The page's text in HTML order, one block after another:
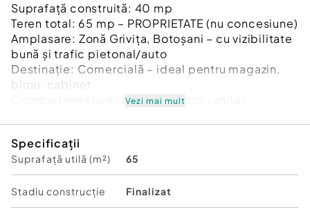
Suprafață construită: 40 mp
Teren total: 65 mp – PROPRIETATE (nu concesiune)
Amplasare: Zonă Grivița, Botoșani – cu vizibilitate
bună și trafic pietonal/auto
Destinație: Comercială – ideal pentru magazin,
birou, cabinet
Compartimentare: camera + grup sanitar
Acces: Direct din stradă, cu posibilitate de
amenajare vitrină
Statut juridic: Construcție metal izolata cu
material de constructie și teren cu acte în regulă,
intabulat
Vezi mai mult
Specificații
Suprafață utilă (m²) 65
Stadiu construcţie Finalizat